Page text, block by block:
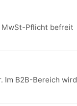
MwSt-Pflicht befreit
Im B2B-Bereich wird